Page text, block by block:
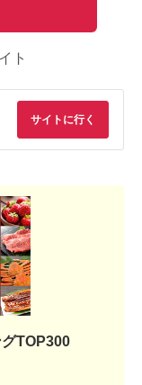
ト
サイトに行く
TOP300